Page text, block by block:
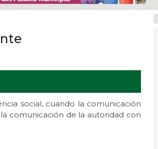
social, cuando la comunicación
comunicación de la autoridad con